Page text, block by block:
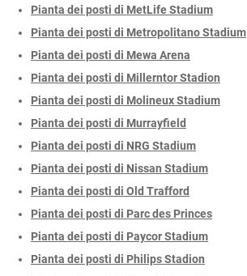
Pianta dei posti di MetLife Stadium
Pianta dei posti di Metropolitano Stadium
Pianta dei posti di Mewa Arena
Pianta dei posti di Millerntor Stadion
Pianta dei posti di Molineux Stadium
Pianta dei posti di Murrayfield
Pianta dei posti di NRG Stadium
Pianta dei posti di Nissan Stadium
Pianta dei posti di Old Trafford
Pianta dei posti di Parc des Princes
Pianta dei posti di Paycor Stadium
Pianta dei posti di Philips Stadion